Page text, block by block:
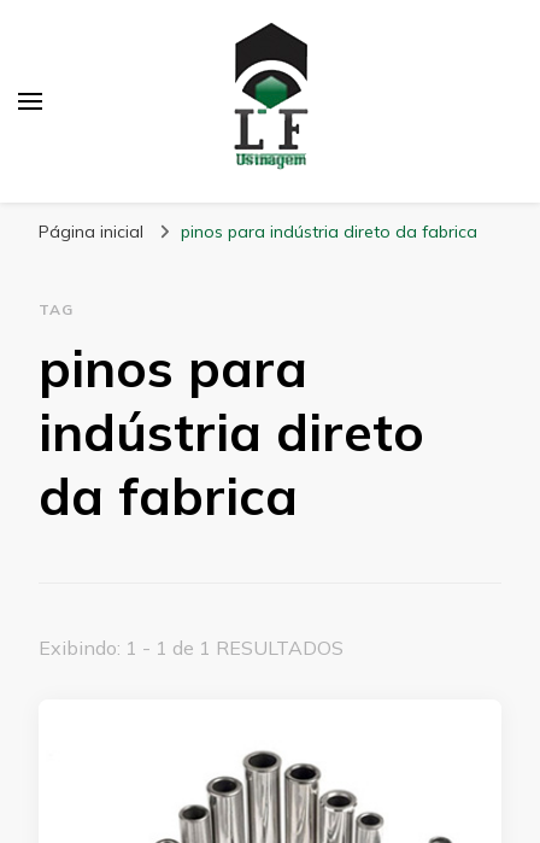
Página inicial pinos para indústria direto da fabrica
TAG
pinos para
indústria direto
da fabrica
Exibindo: 1 - 1 de 1 RESULTADOS